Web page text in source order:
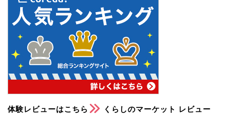
体験レビューはこちら くらしのマーケット レビュー